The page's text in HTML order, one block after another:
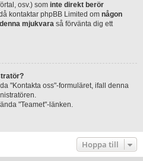
osv.) som inte direkt berör
kontaktar phpBB Limited om någon
mjukvara så förvänta dig ett
"Kontakta oss"-formuläret, ifall denna
"Teamet"-länken.
Hoppa till